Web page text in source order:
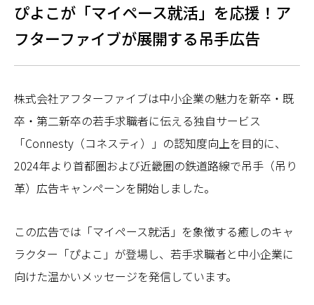
ぴよこが「マイペース就活」を応援！ア
フターファイブが展開する吊手広告
株式会社アフターファイブは中小企業の魅力を新卒・既
卒・第二新卒の若手求職者に伝える独自サービス
「Connesty（コネスティ）」の認知度向上を目的に、
2024年より首都圏および近畿圏の鉄道路線で吊手（吊り
革）広告キャンペーンを開始しました。
この広告では「マイペース就活」を象徴する癒しのキャ
ラクター「ぴよこ」が登場し、若手求職者と中小企業に
向けた温かいメッセージを発信しています。